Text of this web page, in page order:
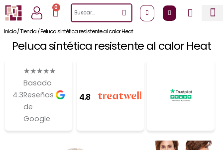
al
contenido
0
CartSearch
Inicio/Tienda/Peluca sintética resistente al calor Heat
Peluca sintética resistente al calor Heat
4.3
★★★★★
Basado
Reseñas
de
Google
4.8